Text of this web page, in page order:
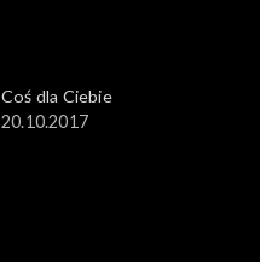
Coś dla Ciebie
20.10.2017